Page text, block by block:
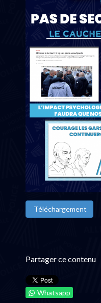
Téléchargement
Partager ce contenu
Whatsapp